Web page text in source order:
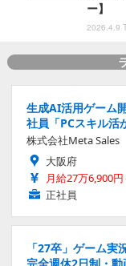
ー】
2026.4.9
生成AI活用ゲーム
社員「PCスキル活
株式会社Meta Sales
大阪府
月給27万6,900
正社員
「27卒」ゲーム